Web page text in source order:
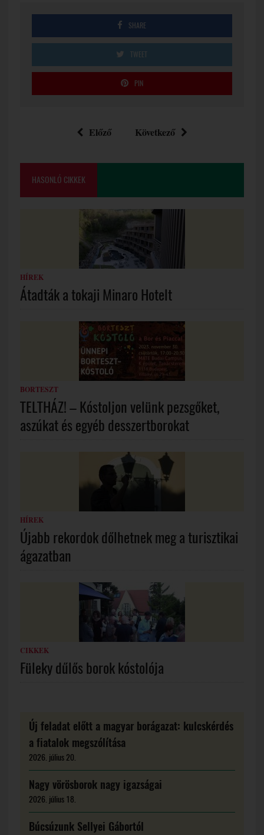
SHARE
TWEET
PIN
Előző Következő
HASONLÓ CIKKEK
HÍREK
Átadták a tokaji Minaro Hotelt
BORTESZT
TELTHÁZ! – Kóstoljon velünk pezsgőket,
aszúkat és egyéb desszertborokat
HÍREK
Újabb rekordok dőlhetnek meg a turisztikai
ágazatban
CIKKEK
Füleky dűlős borok kóstolója
Új feladat előtt a magyar borágazat: kulcskérdés
a fiatalok megszólítása
2026. július 20.
Nagy vörösborok nagy igazságai
2026. július 18.
Búcsúzunk Sellyei Gábortól